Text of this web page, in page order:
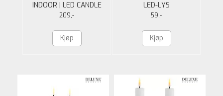
INDOOR | LED CANDLE
|SAND | 7.5 X 12.5 CM
209,-
Kjøp
LED-LYS
FJERNKONTROLL
59,-
Kjøp